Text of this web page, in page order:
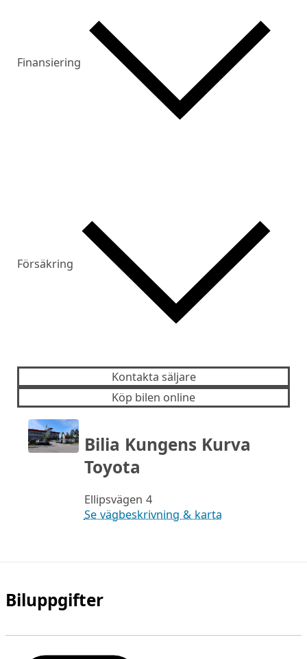
Finansiering
Försäkring
Kontakta säljare
Köp bilen online
Bilia Kungens Kurva
Toyota
Ellipsvägen 4
Se vägbeskrivning & karta
Biluppgifter